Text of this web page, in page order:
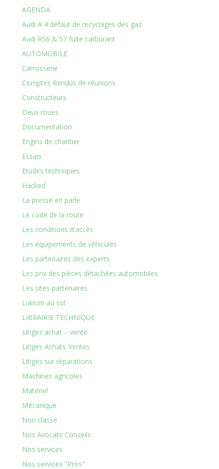
AGENDA
Audi A 4 défaut de recyclages des gaz
Audi R56 & 57 fuite carburant
AUTOMOBILE
Carrosserie
Comptes Rendus de réunions
Constructeurs
Deux roues
Documentation
Engins de chantier
Essais
Etudes techniques
Hacked
La presse en parle
Le code de la route
Les conditions d'accès
Les équipements de véhicules
Les partenaires des experts
Les prix des pièces détachées automobiles
Les sites partenaires
Liaison au sol
LIBRAIRIE TECHNIQUE
Litiges achat – vente
Litiges Achats-Ventes
Litiges sur réparations
Machines agricoles
Matériel
Mécanique
Non classé
Nos Avocats Conseils
Nos services
Nos services "Pros"